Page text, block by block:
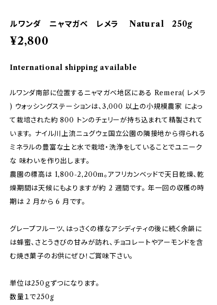
ルワンダ ニャマガベ レメラ Natural 250g
¥2,800
International shipping available
ルワンダ南部に位置するニャマガベ地区にある Remera( レメラ
) ウォッシングステーションは、3,000 以上の小規模農家 によっ
て栽培された約 800 トンのチェリーが持ち込まれて精製されて
います。 ナイル川上流ニュグウェ国立公園の隣接地から得られる
ミネラルの豊富な土と水で栽培・洗浄をしていることでユニーク
な 味わいを作り出します。
農園の標高は 1,800-2,200m。アフリカンベッドで天日乾燥、乾
燥期間は天候にもよりますが約 2 週間です。 年一回の収穫の時
期は 2 月から 6 月です。
グレープフルーツ、はっさくの様なアシディティの後に続く余韻に
は蜂蜜、さとうきびの甘みが訪れ、チョコレートやアーモンドを含
む焼き菓子のお供にぜひ！ご賞味下さい。
単位は250ｇずつになります。
数量１で250g